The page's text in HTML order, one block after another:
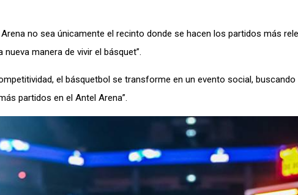
no sea únicamente el recinto donde se hacen los partidos más
manera de vivir el básquet”.
el básquetbol se transforme en un evento social, buscando
partidos en el Antel Arena”.